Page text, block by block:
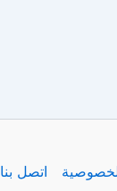
اتصل بنا